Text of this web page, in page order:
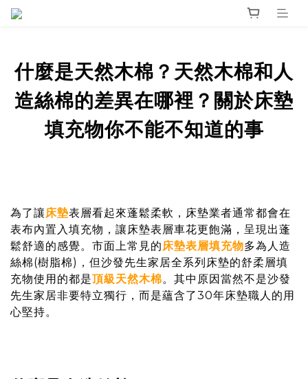
什麼是天然木棉？天然木棉和人
造絲棉的差異在哪裡？關於床墊
填充物你不能不知道的事
為了讓 床墊表層看起來蓬鬆柔軟，床墊業者通常都會在
表布內置入填充物，讓床墊表層車花更飽滿，呈現出蓬
鬆舒適的感覺。市面上常見的 床墊表層填充物多為人造
絲棉(樹脂棉)，但沙發先生家居全系列床墊的舒柔層填
充物使用的都是頂級天然木棉。其中原因當然不是沙發
先生家居非要特立獨行，而是蘊含了30年床墊職人的用
心堅持。